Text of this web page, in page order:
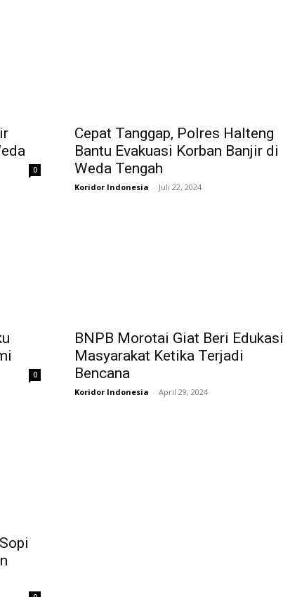
0
Cepat Tanggap, Polres Halteng
Bantu Evakuasi Korban Banjir di
Weda Tengah
Koridor Indonesia - Juli 22, 2024
0
BNPB Morotai Giat Beri Edukasi
Masyarakat Ketika Terjadi
Bencana
Koridor Indonesia - April 29, 2024